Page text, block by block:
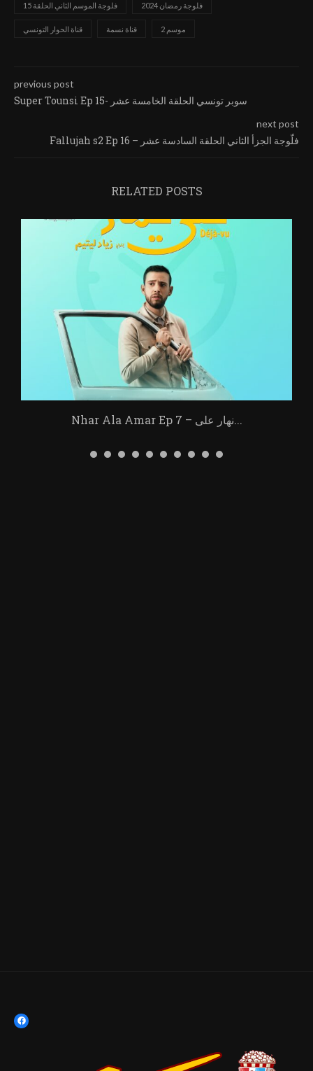
فلوجة الموسم الثاني الحلقة 15 فلوجة رمضان 2024
قناة الحوار التونسي قناة نسمة موسم 2
previous post
Super Tounsi Ep 15- سوبر تونسي الحلقة الخامسة عشر
next post
Fallujah s2 Ep 16 – فلّوجة الجزأ الثاني الحلقة السادسة عشر
RELATED POSTS
Nhar Ala Amar Ep 7 – نهار على...